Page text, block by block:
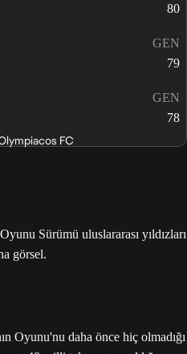
80
GEN
79
GEN
78
FC
Oyunu'nu daha önce hiç olmadığı